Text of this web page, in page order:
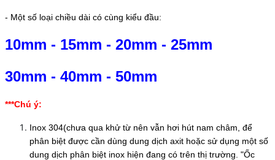
- Một số loại chiều dài có cùng kiểu đầu:
10mm - 15mm - 20mm - 25mm
30mm - 40mm - 50mm
***Chú ý:
Inox 304(chưa qua khử từ nên vẫn hơi hút nam châm, để
phân biệt được cần dùng dung dịch axit hoặc sử dụng một số
dung dịch phân biệt inox hiện đang có trên thị trường. "Ốc